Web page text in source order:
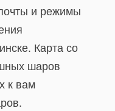
и режимы
Карта со
шаров
к вам